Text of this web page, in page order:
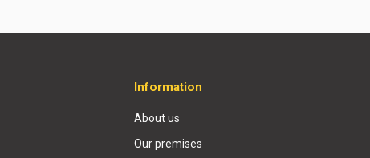
Information
About us
Our premises